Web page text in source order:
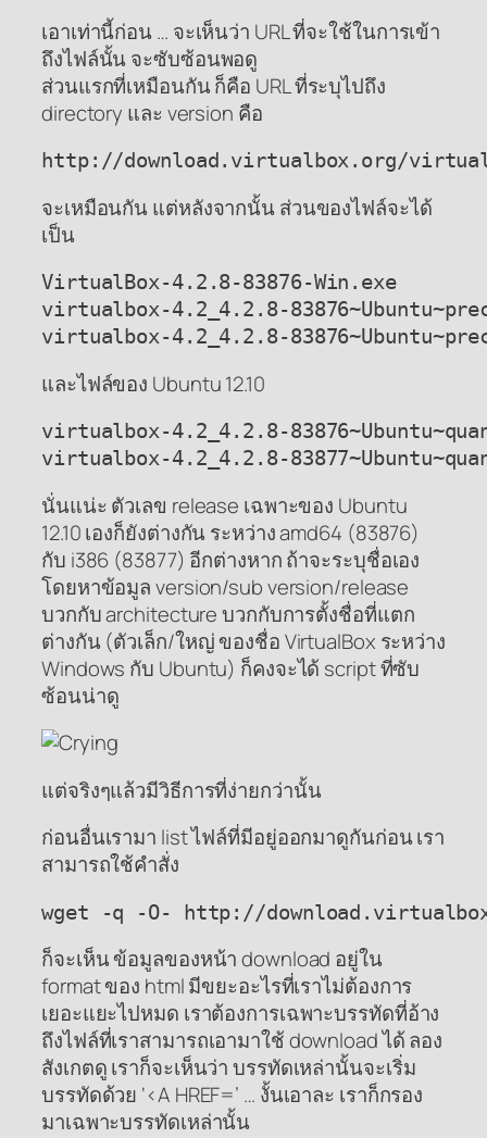
เอาเท่านี้ก่อน … จะเห็นว่า URL ที่จะใช้ในการเข้า
ถึงไฟล์นั้น จะซับซ้อนพอดู
ส่วนแรกที่เหมือนกัน ก็คือ URL ที่ระบุไปถึง
directory และ version คือ
http://download.virtualbox.org/
จะเหมือนกัน แต่หลังจากนั้น ส่วนของไฟล์จะได้
เป็น
VirtualBox-4.2.8-83876-Win.exe
virtualbox-4.2_4.2.8-
virtualbox-4.2_4.2.8-
และไฟล์ของ Ubuntu 12.10
virtualbox-4.2_4.2.8-
virtualbox-4.2_4.2.8-
นั่นแน่ะ ตัวเลข release เฉพาะของ Ubuntu
12.10 เองก็ยังต่างกัน ระหว่าง amd64 (83876)
กับ i386 (83877) อีกต่างหาก ถ้าจะระบุชื่อเอง
โดยหาข้อมูล version/sub version/release
บวกกับ architecture บวกกับการตั้งชื่อที่แตก
ต่างกัน (ตัวเล็ก/ใหญ่ ของชื่อ VirtualBox ระหว่าง
Windows กับ Ubuntu) ก็คงจะได้ script ที่ซับ
ซ้อนน่าดู
แต่จริงๆแล้วมีวิธีการที่ง่ายกว่านั้น
ก่อนอื่นเรามา list ไฟล์ที่มีอยู่ออกมาดูกันก่อน เรา
สามารถใช้คำสั่ง
wget -q -O- http://
ก็จะเห็น ข้อมูลของหน้า download อยู่ใน
format ของ html มีขยะอะไรที่เราไม่ต้องการ
เยอะแยะไปหมด เราต้องการเฉพาะบรรทัดที่อ้าง
ถึงไฟล์ที่เราสามารถเอามาใช้ download ได้ ลอง
สังเกตดู เราก็จะเห็นว่า บรรทัดเหล่านั้นจะเริ่ม
บรรทัดด้วย ‘<A HREF=’ … งั้นเอาละ เราก็กรอง
มาเฉพาะบรรทัดเหล่านั้น